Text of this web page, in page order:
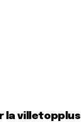
la villetopplus